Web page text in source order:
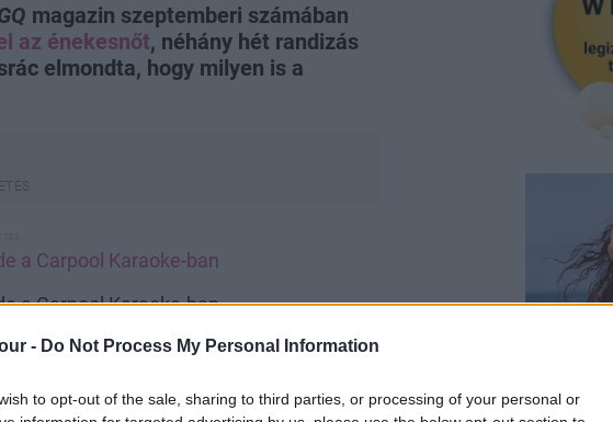
- Do Not Process My Personal Information
to opt-out of the sale, sharing to third parties, or processing of your personal or
magazin szeptemberi számában
az énekesnőt, néhány hét randizás
elmondta, hogy milyen is a
a Carpool Karaoke-ban
a Carpool Karaoke-ban